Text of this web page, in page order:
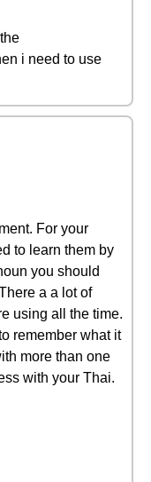
i need to use
For your
to learn them by
you should
a a lot of
using all the time.
remember what it
more than one
with your Thai.